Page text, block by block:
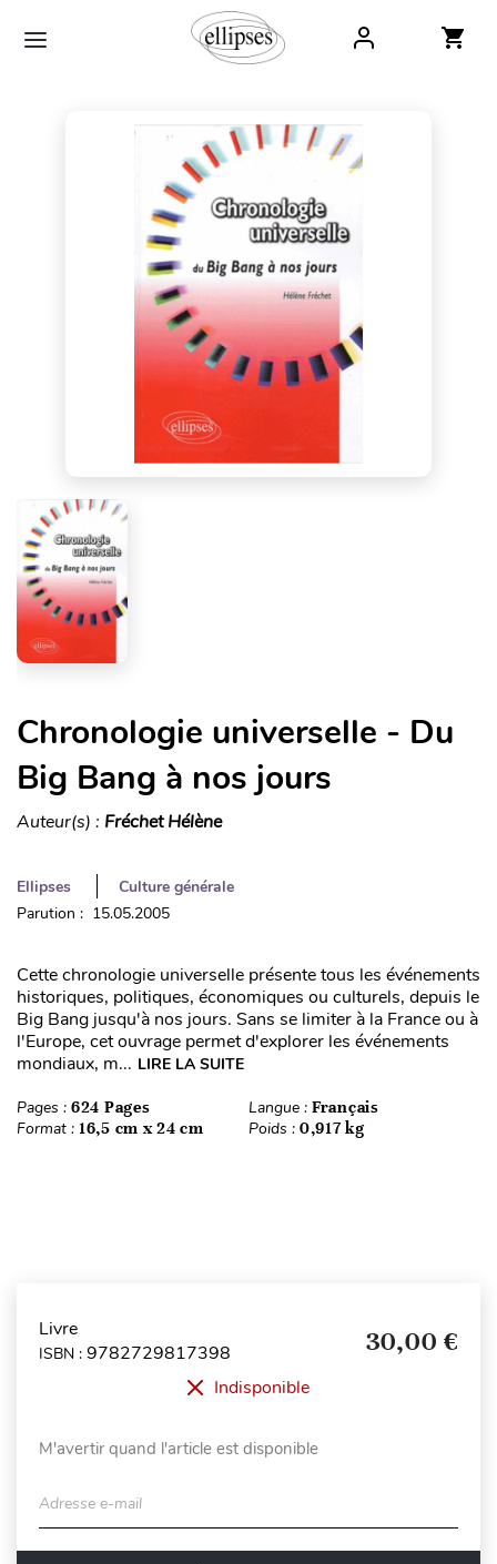
Chronologie universelle - Du
Big Bang à nos jours
Auteur(s) : Fréchet Hélène
Ellipses
Culture générale
Parution : 15.05.2005
Cette chronologie universelle présente tous les événements
historiques, politiques, économiques ou culturels, depuis le
Big Bang jusqu'à nos jours. Sans se limiter à la France ou à
l'Europe, cet ouvrage permet d'explorer les événements
mondiaux, m... LIRE LA SUITE
Pages : 624 Pages Langue : Français
Format : 16,5 cm x 24 cm Poids : 0,917 kg
Livre
ISBN : 9782729817398 30,00 €
Indisponible
M'avertir quand l'article est disponible
Adresse e-mail